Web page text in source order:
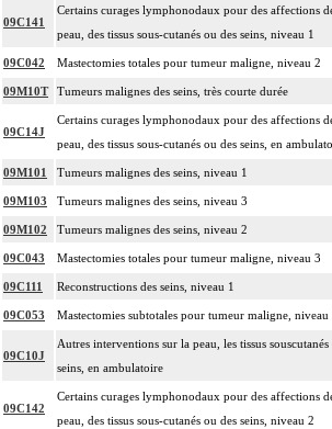
09C141
Certains curages lymphonodaux pour des affections
peau, des tissus sous-cutanés ou des seins, niveau 1
09C042 Mastectomies totales pour tumeur maligne, niveau 2
09M10T Tumeurs malignes des seins, très courte durée
09C14J
Certains curages lymphonodaux pour des affections
peau, des tissus sous-cutanés ou des seins, en
09M101 Tumeurs malignes des seins, niveau 1
09M103 Tumeurs malignes des seins, niveau 3
09M102 Tumeurs malignes des seins, niveau 2
09C043 Mastectomies totales pour tumeur maligne, niveau 3
09C111 Reconstructions des seins, niveau 1
09C053 Mastectomies subtotales pour tumeur maligne, niveau
09C10J
Autres interventions sur la peau, les tissus souscutanés
seins, en ambulatoire
09C142
Certains curages lymphonodaux pour des affections
peau, des tissus sous-cutanés ou des seins, niveau 2